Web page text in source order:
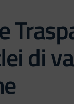
di